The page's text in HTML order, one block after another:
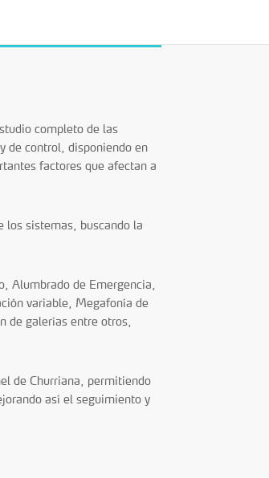
completo de las
de control, disponiendo en
factores que afectan a
los sistemas, buscando la
Alumbrado de Emergencia,
variable, Megafonía de
de galerías entre otros,
de Churriana, permitiendo
así el seguimiento y